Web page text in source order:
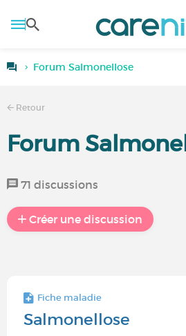
Forum Salmonellose
Retour
Forum
71 discussions
Créer une discussion
Fiche maladie
Salmonellose